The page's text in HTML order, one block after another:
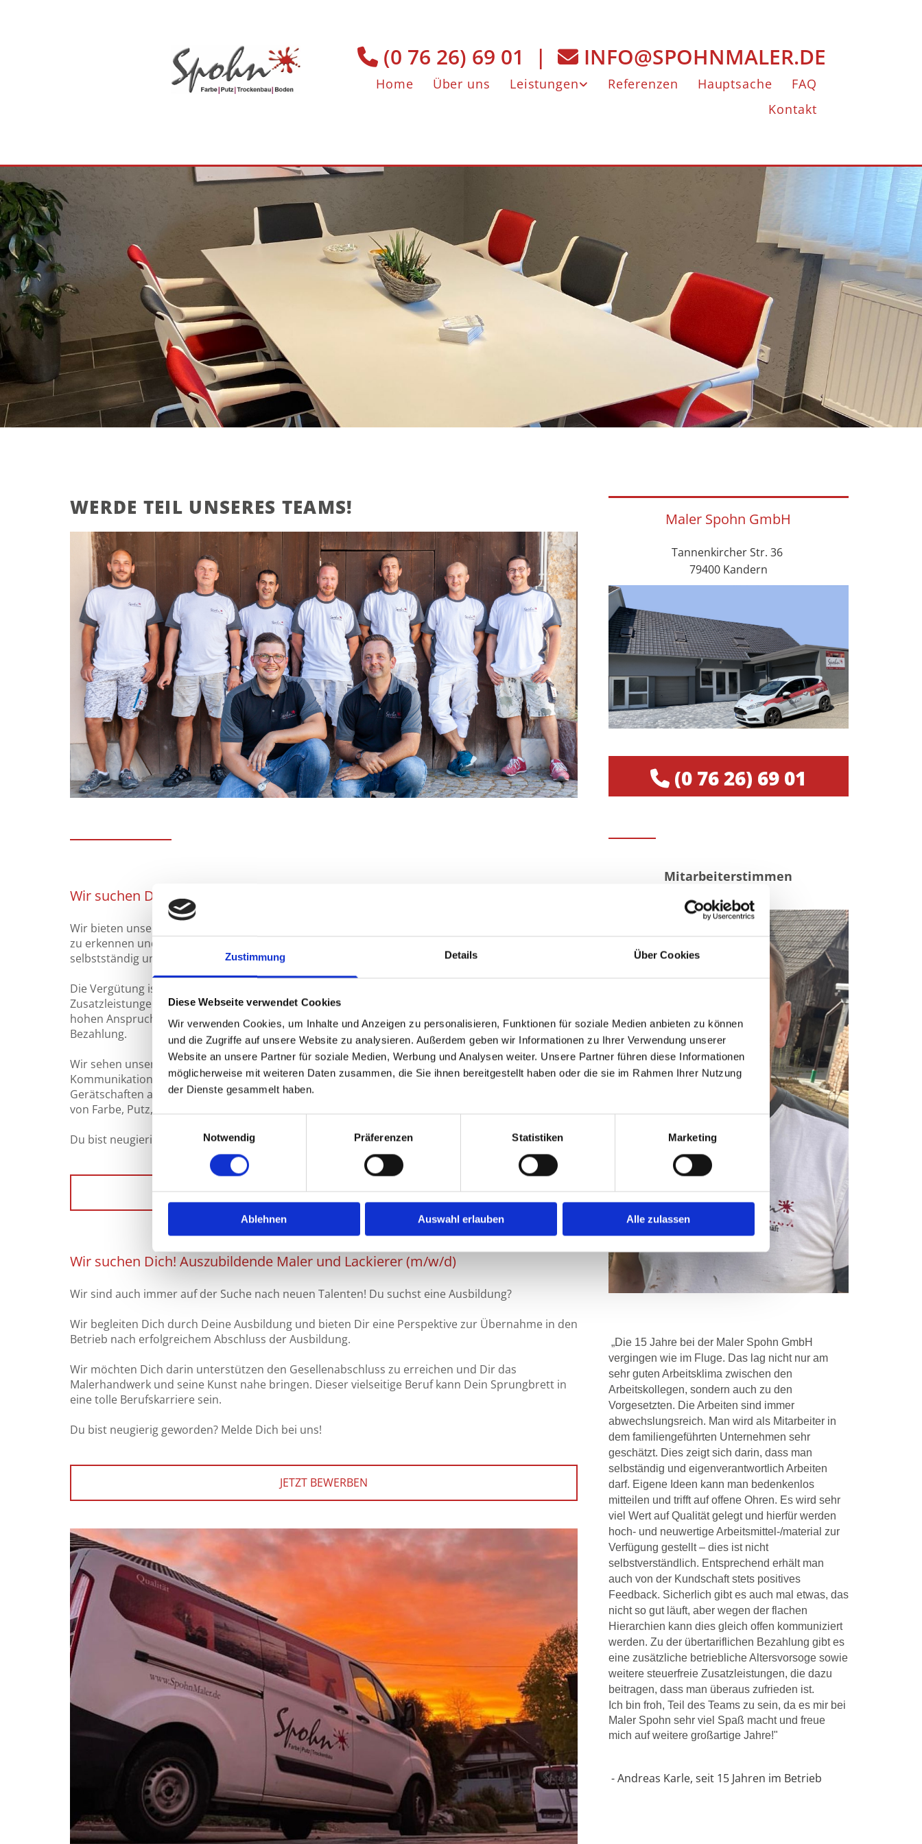
Zustimmung Details Über Cookies
Diese Webseite verwendet Cookies
Wir verwenden Cookies, um Inhalte und Anzeigen zu personalisieren, Funktionen für soziale Medien anbieten zu können
und die Zugriffe auf unsere Website zu analysieren. Außerdem geben wir Informationen zu Ihrer Verwendung unserer
Website an unsere Partner für soziale Medien, Werbung und Analysen weiter. Unsere Partner führen diese Informationen
möglicherweise mit weiteren Daten zusammen, die Sie ihnen bereitgestellt haben oder die sie im Rahmen Ihrer Nutzung
der Dienste gesammelt haben.
Notwendig
Präferenzen Statistiken Marketing
Ablehnen Auswahl erlauben Alle zulassen
 (0 76 26) 69 01 | INFO@SPOHNMALER.DE
Home Über uns Leistungen Referenzen Hauptsache
FAQ
Kontakt
WERDE TEIL UNSERES TEAMS!
Wir suchen Dich! Maler und Lackierer (m/w/d) / Gipser & Stuckateur (m/w/d)
Wir bieten unseren Mitarbeitern eine langjährige Perspektive im Team. Die Stärken des einzelnen
zu erkennen und sie zu fördern ist Teil eines funktionierenden Miteinanders. So kann
selbstständig und eigenverantwortlich gearbeitet werden.
Die Vergütung ist übertariflich, unsere Mitarbeiter erhalten außerdem steuerfreie
Zusatzleistungen in Form von Gutscheinen und eine betriebliche Altersvorsorge. Wir haben einen
hohen Anspruch an unsere Mitarbeiter und Ihre Arbeit, dies würdigen wir mit entsprechender
Bezahlung.
Wir sehen unsere Stärke in einem guten Miteinander, klarer und wertschätzender
Kommunikation und einem attraktiven Arbeitsklima. Die Arbeiten mit den modernsten
Gerätschaften auf hohem Niveau sind abwechslungsreich durch unser umfangreiches Angebot
von Farbe, Putz, Trockenbau und Bodenarbeiten.
Du bist neugierig geworden? Melde Dich bei uns!
JETZT BEWERBEN
Wir suchen Dich! Auszubildende Maler und Lackierer (m/w/d)
Wir sind auch immer auf der Suche nach neuen Talenten! Du suchst eine Ausbildung?
Wir begleiten Dich durch Deine Ausbildung und bieten Dir eine Perspektive zur Übernahme in den
Betrieb nach erfolgreichem Abschluss der Ausbildung.
Wir möchten Dich darin unterstützen den Gesellenabschluss zu erreichen und Dir das
Malerhandwerk und seine Kunst nahe bringen. Dieser vielseitige Beruf kann Dein Sprungbrett in
eine tolle Berufskarriere sein.
Du bist neugierig geworden? Melde Dich bei uns!
JETZT BEWERBEN
Maler Spohn GmbH
Tannenkircher Str. 36
79400 Kandern
 (0 76 26) 69 01
Mitarbeiterstimmen
„Die 15 Jahre bei der Maler Spohn GmbH
vergingen wie im Fluge. Das lag nicht nur am
sehr guten Arbeitsklima zwischen den
Arbeitskollegen, sondern auch zu den
Vorgesetzten. Die Arbeiten sind immer
abwechslungsreich. Man wird als Mitarbeiter in
dem familiengeführten Unternehmen sehr
geschätzt. Dies zeigt sich darin, dass man
selbständig und eigenverantwortlich Arbeiten
darf. Eigene Ideen kann man bedenkenlos
mitteilen und trifft auf offene Ohren. Es wird sehr
viel Wert auf Qualität gelegt und hierfür werden
hoch- und neuwertige Arbeitsmittel-/material zur
Verfügung gestellt – dies ist nicht
selbstverständlich. Entsprechend erhält man
auch von der Kundschaft stets positives
Feedback. Sicherlich gibt es auch mal etwas, das
nicht so gut läuft, aber wegen der flachen
Hierarchien kann dies gleich offen kommuniziert
werden. Zu der übertariflichen Bezahlung gibt es
eine zusätzliche betriebliche Altersvorsoge sowie
weitere steuerfreie Zusatzleistungen, die dazu
beitragen, dass man überaus zufrieden ist.
Ich bin froh, Teil des Teams zu sein, da es mir bei
Maler Spohn sehr viel Spaß macht und freue
mich auf weitere großartige Jahre!"
- Andreas Karle, seit 15 Jahren im Betrieb